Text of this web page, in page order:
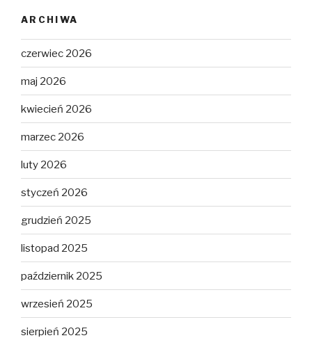
ARCHIWA
czerwiec 2026
maj 2026
kwiecień 2026
marzec 2026
luty 2026
styczeń 2026
grudzień 2025
listopad 2025
październik 2025
wrzesień 2025
sierpień 2025